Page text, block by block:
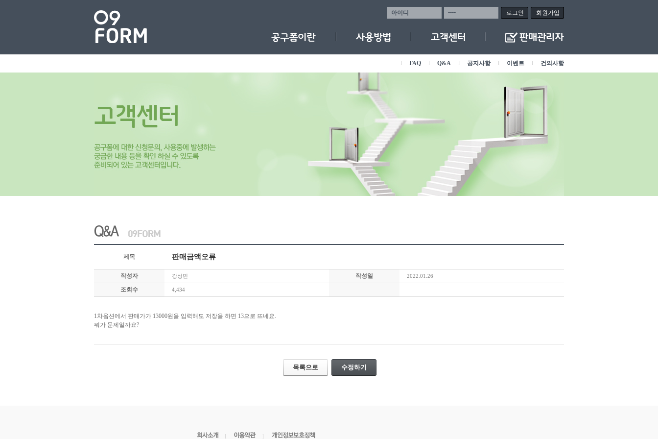
회원가입
FAQ Q&A 공지사항 이벤트 건의사항
제목 판매금액오류
작성자 강성민 작성일 2022.01.26
조회수 4,434
1차옵션에서 판매가가 13000원을 입력해도 저장을 하면 13으로 뜨네요.
뭐가 문제일까요?
목록으로 수정하기